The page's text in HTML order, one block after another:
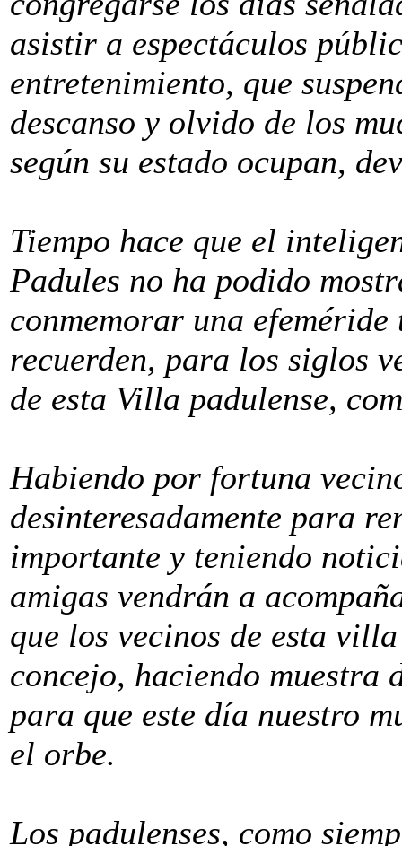
asistir a espectáculos
entretenimiento, que
descanso y olvido de los
según su estado ocupan,
Tiempo hace que el
Padules no ha podido
conmemorar una
recuerden, para los siglos
de esta Villa padulense,
Habiendo por fortuna
desinteresadamente para
importante y teniendo
amigas vendrán a
que los vecinos de esta
concejo, haciendo muestra
para que este día nuestro
el orbe.
Los padulenses, como